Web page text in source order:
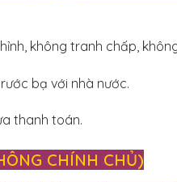
không tranh chấp,
bạ với nhà nước.
thanh toán.
CHÍNH CHỦ)